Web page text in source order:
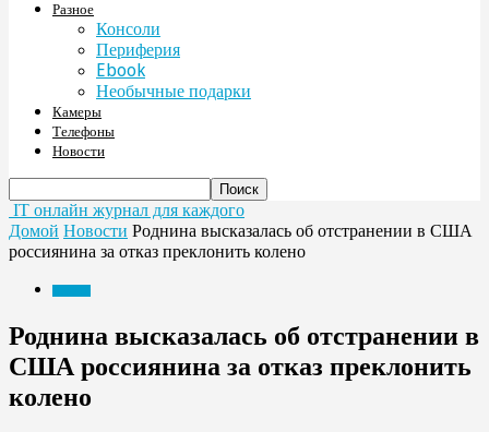
Разное
Консоли
Периферия
Ebook
Необычные подарки
Камеры
Телефоны
Новости
IT онлайн журнал для каждого
Домой Новости Роднина высказалась об отстранении в США
россиянина за отказ преклонить колено
Роднина высказалась об отстранении в
США россиянина за отказ преклонить
колено